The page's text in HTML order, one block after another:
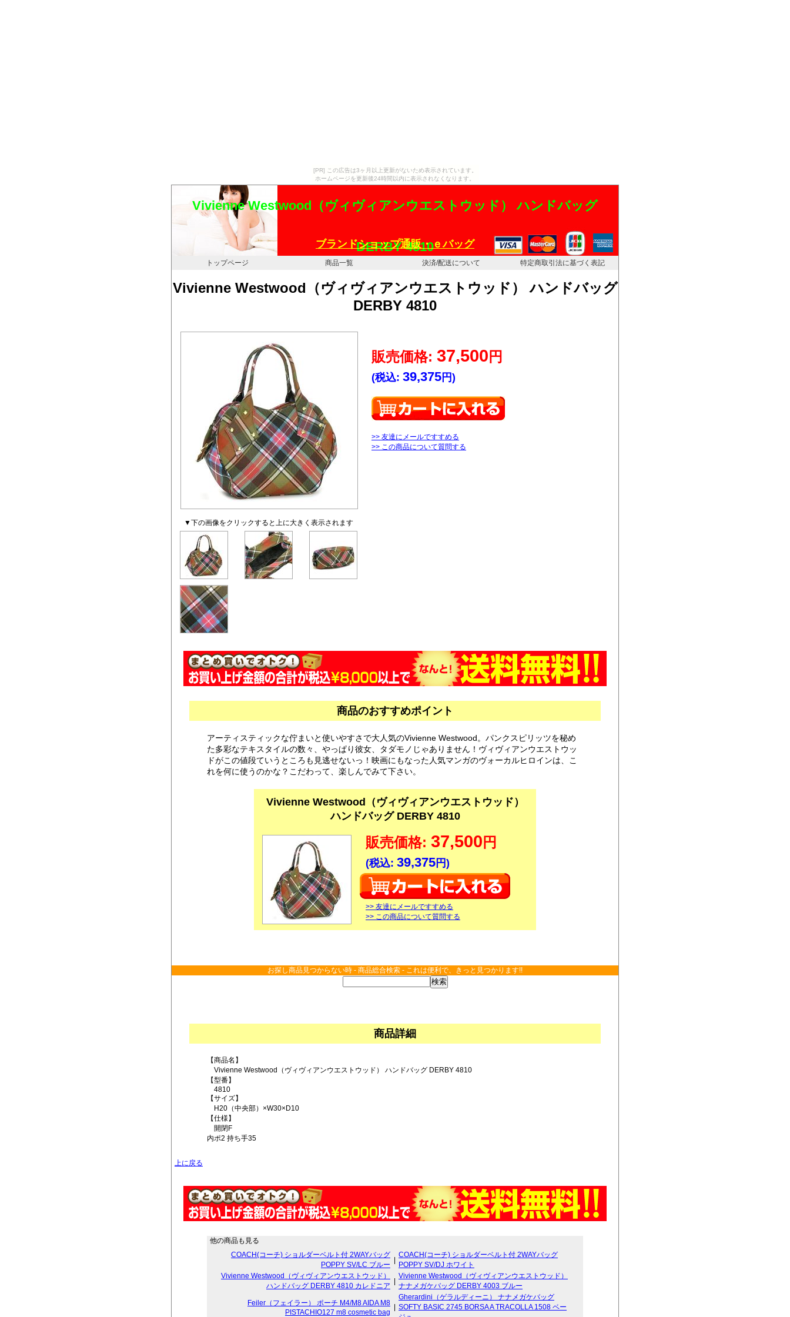
[PR] この広告は3ヶ月以上更新がないため表示されています。
ホームページを更新後24時間以内に表示されなくなります。
Vivienne Westwood（ヴィヴィアンウエストウッド） ハンドバッグ
DERBY 4810
ブランドショップ通販・ｅバッグ
トップページ 商品一覧 決済/配送について 特定商取引法に基づく表記
Vivienne Westwood（ヴィヴィアンウエストウッド） ハンドバッグ
DERBY 4810
▼下の画像をクリックすると上に大きく表示されます
販売価格: 37,500 円
(税込: 39,375 円)
>> 友達にメールですすめる
>> この商品について質問する
商品のおすすめポイント
アーティスティックな佇まいと使いやすさで大人気のVivienne Westwood。パンクスピリッツを秘め
た多彩なテキスタイルの数々、やっぱり彼女、タダモノじゃありません！ヴィヴィアンウエストウッ
ドがこの値段ていうところも見逃せないっ！映画にもなった人気マンガのヴォーカルヒロインは、こ
れを何に使うのかな？こだわって、楽しんでみて下さい。
Vivienne Westwood（ヴィヴィアンウエストウッド）
ハンドバッグ DERBY 4810
販売価格: 37,500 円
(税込: 39,375 円)
>> 友達にメールですすめる
>> この商品について質問する
お探し商品見つからない時 - 商品総合検索 - これは便利で、きっと見つかります!!
商品詳細
【商品名】
Vivienne Westwood（ヴィヴィアンウエストウッド） ハンドバッグ DERBY 4810
【型番】
4810
【サイズ】
H20（中央部）×W30×D10
【仕様】
開閉F
内ポ2 持ち手35
上に戻る
他の商品も見る
COACH(コーチ) ショルダーベルト付 2WAYバッグ
POPPY SV/LC ブルー
COACH(コーチ) ショルダーベルト付 2WAYバッグ
POPPY SV/DJ ホワイト
Vivienne Westwood（ヴィヴィアンウエストウッド）
ハンドバッグ DERBY 4810 カレドニア
Vivienne Westwood（ヴィヴィアンウエストウッド）
ナナメガケバッグ DERBY 4003 ブルー
Feiler（フェイラー） ポーチ M4/M8 AIDA M8
PISTACHIO127 m8 cosmetic bag
Gherardini（ゲラルディーニ） ナナメガケバッグ
SOFTY BASIC 2745 BORSA A TRACOLLA 1508 ベー